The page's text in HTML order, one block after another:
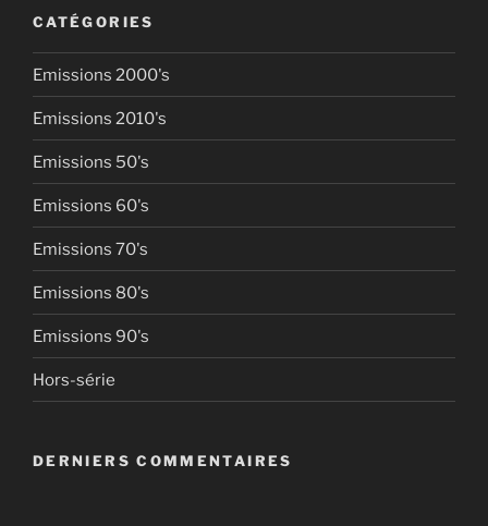
CATÉGORIES
Emissions 2000's
Emissions 2010's
Emissions 50's
Emissions 60's
Emissions 70's
Emissions 80's
Emissions 90's
Hors-série
DERNIERS COMMENTAIRES